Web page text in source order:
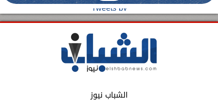
Tweets by
الشباب نيوز